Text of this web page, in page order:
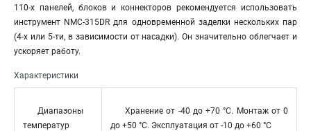
110-х панелей, блоков и коннекторов рекомендуется использовать
инструмент NMC-315DR для одновременной заделки нескольких пар
(4-х или 5-ти, в зависимости от насадки). Он значительно облегчает и
ускоряет работу.
Характеристики
Диапазоны
температур
Хранение от -40 до +70 °C. Монтаж от 0
до +50 °C. Эксплуатация от -10 до +60 °C